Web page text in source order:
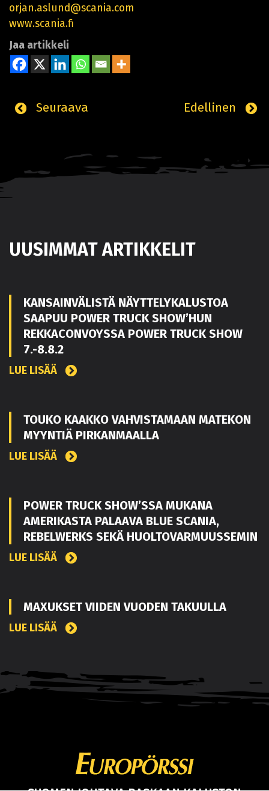
orjan.aslund@scania.com
www.scania.fi
Jaa artikkeli
Edellinen
Seuraava
UUSIMMAT ARTIKKELIT
KANSAINVÄLISTÄ NÄYTTELYKALUSTOA
SAAPUU POWER TRUCK SHOW’HUN
REKKACONVOYSSA POWER TRUCK SHOW
7.-8.8.2
LUE LISÄÄ
TOUKO KAAKKO VAHVISTAMAAN MATEKON
MYYNTIÄ PIRKANMAALLA
LUE LISÄÄ
POWER TRUCK SHOW’SSA MUKANA
AMERIKASTA PALAAVA BLUE SCANIA,
REBELWERKS SEKÄ HUOLTOVARMUUSSEMIN
LUE LISÄÄ
MAXUKSET VIIDEN VUODEN TAKUULLA
LUE LISÄÄ